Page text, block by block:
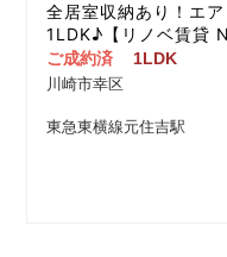
全居室収納あり！エ
1LDK♪【リノベ賃貸
ご成約済
1LDK
川崎市幸区
東急東横線元住吉駅